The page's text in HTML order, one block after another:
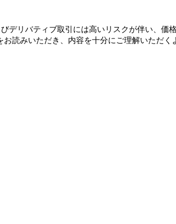
デリバティブ取引には高いリスクが伴い、 価
お読みいただき、 内容を十分にご理解いただく